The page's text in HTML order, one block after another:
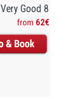
Very Good 8
from 62€